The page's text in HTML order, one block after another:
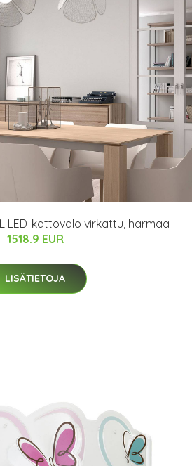
LED-kattovalo virkattu, harmaa
1518.9 EUR
LISÄTIETOJA